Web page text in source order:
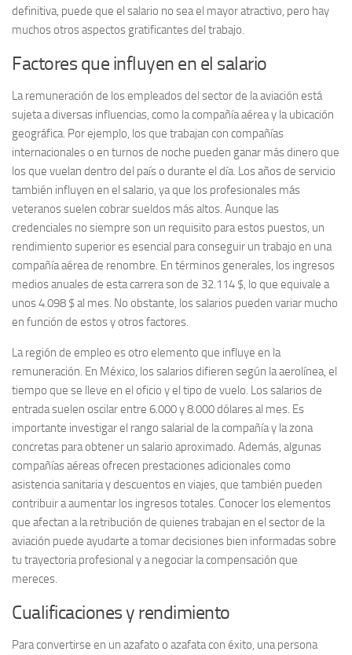
definitiva, puede que el salario no sea el mayor atractivo, pero hay
muchos otros aspectos gratificantes del trabajo.
Factores que influyen en el salario
La remuneración de los empleados del sector de la aviación está
sujeta a diversas influencias, como la compañía aérea y la ubicación
geográfica. Por ejemplo, los que trabajan con compañías
internacionales o en turnos de noche pueden ganar más dinero que
los que vuelan dentro del país o durante el día. Los años de servicio
también influyen en el salario, ya que los profesionales más
veteranos suelen cobrar sueldos más altos. Aunque las
credenciales no siempre son un requisito para estos puestos, un
rendimiento superior es esencial para conseguir un trabajo en una
compañía aérea de renombre. En términos generales, los ingresos
medios anuales de esta carrera son de 32.114 $, lo que equivale a
unos 4.098 $ al mes. No obstante, los salarios pueden variar mucho
en función de estos y otros factores.
La región de empleo es otro elemento que influye en la
remuneración. En México, los salarios difieren según la aerolínea, el
tiempo que se lleve en el oficio y el tipo de vuelo. Los salarios de
entrada suelen oscilar entre 6.000 y 8.000 dólares al mes. Es
importante investigar el rango salarial de la compañía y la zona
concretas para obtener un salario aproximado. Además, algunas
compañías aéreas ofrecen prestaciones adicionales como
asistencia sanitaria y descuentos en viajes, que también pueden
contribuir a aumentar los ingresos totales. Conocer los elementos
que afectan a la retribución de quienes trabajan en el sector de la
aviación puede ayudarte a tomar decisiones bien informadas sobre
tu trayectoria profesional y a negociar la compensación que
mereces.
Cualificaciones y rendimiento
Para convertirse en un azafato o azafata con éxito, una persona